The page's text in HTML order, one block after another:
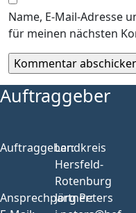
Name, E-Mail-Adresse
für meinen nächsten
Auftraggeber
Auftraggeber:Landkreis
Hersfeld-
Rotenburg
Ansprechpartner:
Jörg Peters